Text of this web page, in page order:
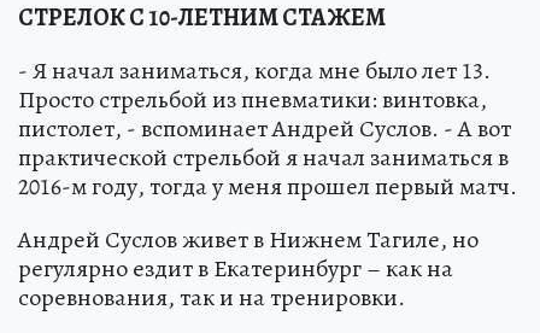
СТРЕЛОК С 10-ЛЕТНИМ СТАЖЕМ
- Я начал заниматься, когда мне было лет 13.
Просто стрельбой из пневматики: винтовка,
пистолет, - вспоминает Андрей Суслов. - А вот
практической стрельбой я начал заниматься в
2016-м году, тогда у меня прошел первый матч.
Андрей Суслов живет в Нижнем Тагиле, но
регулярно ездит в Екатеринбург – как на
соревнования, так и на тренировки.